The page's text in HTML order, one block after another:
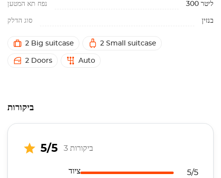
נפח תא המטען 300 ליטר
סוג הדלק בנזין
2 Big suitcase 2 Small suitcase
2 Doors Auto
ביקורות
5/5 3 ביקורות
ציוד
5/5